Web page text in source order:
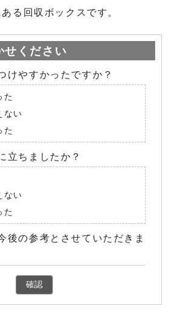
る回収ボックスです。
せください
けやすかったですか？
た
ない
た
立ちましたか？
ない
た
後の参考とさせていただきま
確認